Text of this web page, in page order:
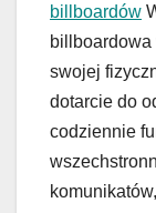
billboardów
swojej
dotarcie do
codziennie